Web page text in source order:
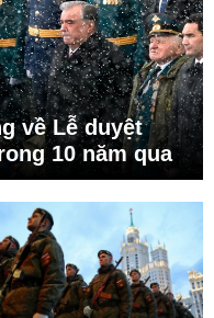
về Lễ duyệt
10 năm qua